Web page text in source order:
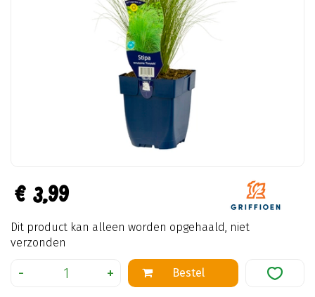
€ 3,99
Dit product kan alleen worden opgehaald, niet
verzonden